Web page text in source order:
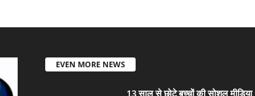
EVEN MORE NEWS
13 साल से छोटे बच्चों की सोशल मीडिया